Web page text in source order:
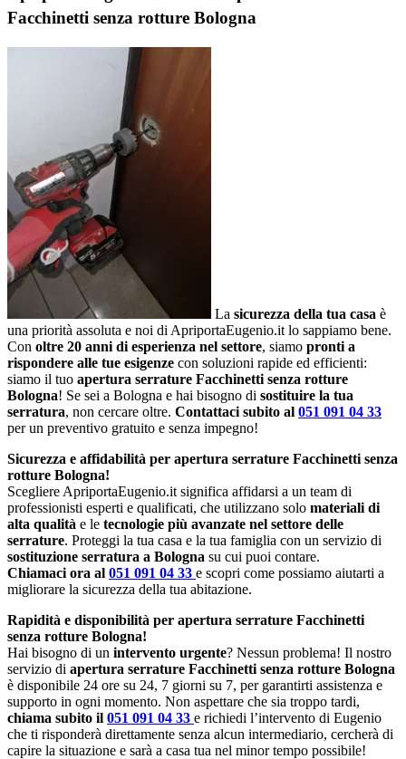
Facchinetti senza rotture Bologna
La sicurezza della tua casa è
una priorità assoluta e noi di ApriportaEugenio.it lo sappiamo bene.
Con oltre 20 anni di esperienza nel settore, siamo pronti a
rispondere alle tue esigenze con soluzioni rapide ed efficienti:
siamo il tuo apertura serrature Facchinetti senza rotture
Bologna! Se sei a Bologna e hai bisogno di sostituire la tua
serratura, non cercare oltre. Contattaci subito al 051 091 04 33
per un preventivo gratuito e senza impegno!
Sicurezza e affidabilità per apertura serrature Facchinetti senza
rotture Bologna!
Scegliere ApriportaEugenio.it significa affidarsi a un team di
professionisti esperti e qualificati, che utilizzano solo materiali di
alta qualità e le tecnologie più avanzate nel settore delle
serrature. Proteggi la tua casa e la tua famiglia con un servizio di
sostituzione serratura a Bologna su cui puoi contare.
Chiamaci ora al 051 091 04 33 e scopri come possiamo aiutarti a
migliorare la sicurezza della tua abitazione.
Rapidità e disponibilità per apertura serrature Facchinetti
senza rotture Bologna!
Hai bisogno di un intervento urgente? Nessun problema! Il nostro
servizio di apertura serrature Facchinetti senza rotture Bologna
è disponibile 24 ore su 24, 7 giorni su 7, per garantirti assistenza e
supporto in ogni momento. Non aspettare che sia troppo tardi,
chiama subito il 051 091 04 33 e richiedi l’intervento di Eugenio
che ti risponderà direttamente senza alcun intermediario, cercherà di
capire la situazione e sarà a casa tua nel minor tempo possibile!